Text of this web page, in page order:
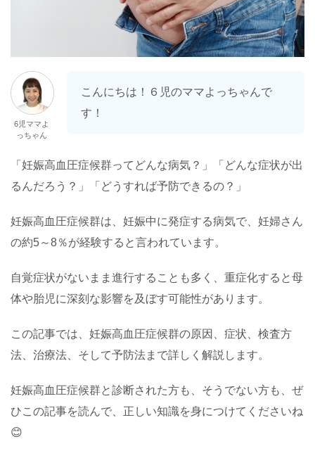
6児ママよ
っちゃん
こんにちは！６児のママよっちゃんで
す！
「妊娠高血圧症候群ってどんな病気？」「どんな症状が出
るんだろう？」「どうすれば予防できるの？」
妊娠高血圧症候群は、妊娠中に発症する病気で、妊婦さん
の約5～8％が経験すると言われています。
自覚症状がないまま進行することも多く、重症化すると母
体や胎児に深刻な影響を及ぼす可能性があります。
この記事では、妊娠高血圧症候群の原因、症状、検査方
法、治療法、そして予防法まで詳しく解説します。
妊娠高血圧症候群と診断された方も、そうでない方も、ぜ
ひこの記事を読んで、正しい知識を身につけてくださいね
😊